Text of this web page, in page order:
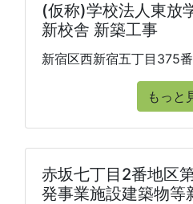
(仮称)学校法人東放
新校舎 新築工事
新宿区西新宿五丁目375
もっと
赤坂七丁目2番地区
発事業施設建築物等